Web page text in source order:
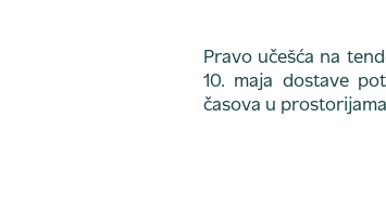
Pravo učešća na
10. maja dostave
časova u